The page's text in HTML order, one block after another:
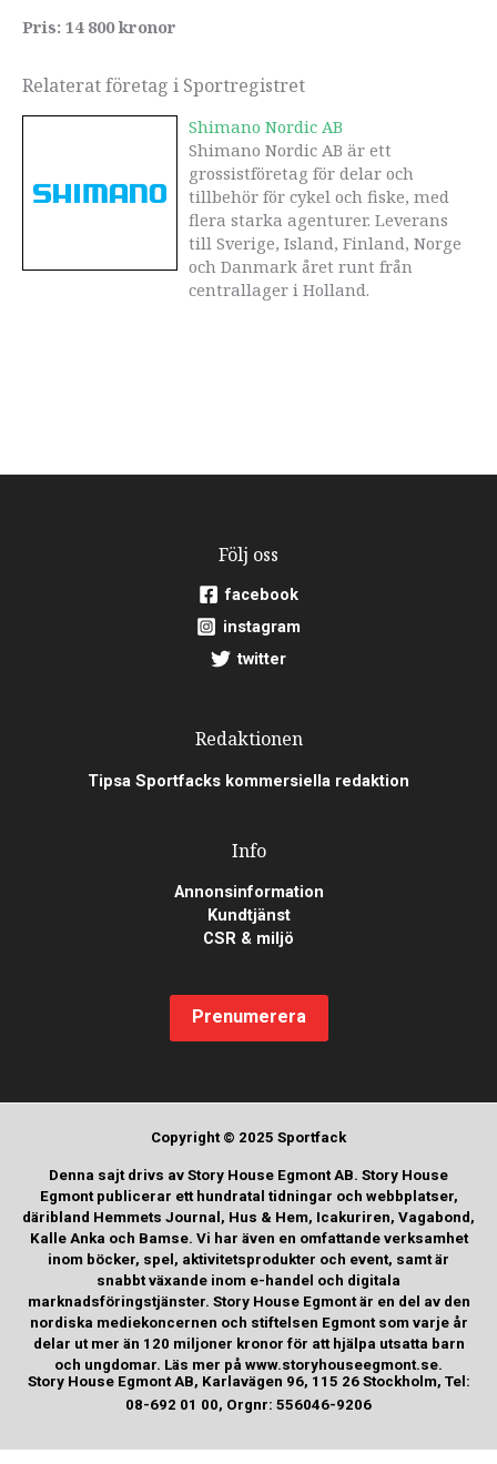
Pris: 14 800 kronor
Relaterat företag i Sportregistret
Shimano Nordic AB
Shimano Nordic AB är ett
grossistföretag för delar och
tillbehör för cykel och fiske, med
flera starka agenturer. Leverans
till Sverige, Island, Finland, Norge
och Danmark året runt från
centrallager i Holland.
Följ oss
facebook
instagram
twitter
Redaktionen
Tipsa Sportfacks kommersiella redaktion
Info
Annonsinformation
Kundtjänst
CSR & miljö
Prenumerera
Copyright © 2025 Sportfack
Denna sajt drivs av Story House Egmont AB. Story House
Egmont publicerar ett hundratal tidningar och webbplatser,
däribland Hemmets Journal, Hus & Hem, Icakuriren, Vagabond,
Kalle Anka och Bamse. Vi har även en omfattande verksamhet
inom böcker, spel, aktivitetsprodukter och event, samt är
snabbt växande inom e-handel och digitala
marknadsföringstjänster. Story House Egmont är en del av den
nordiska mediekoncernen och stiftelsen Egmont som varje år
delar ut mer än 120 miljoner kronor för att hjälpa utsatta barn
och ungdomar. Läs mer på www.storyhouseegmont.se.
Story House Egmont AB, Karlavägen 96, 115 26 Stockholm, Tel:
08-692 01 00, Orgnr: 556046-9206